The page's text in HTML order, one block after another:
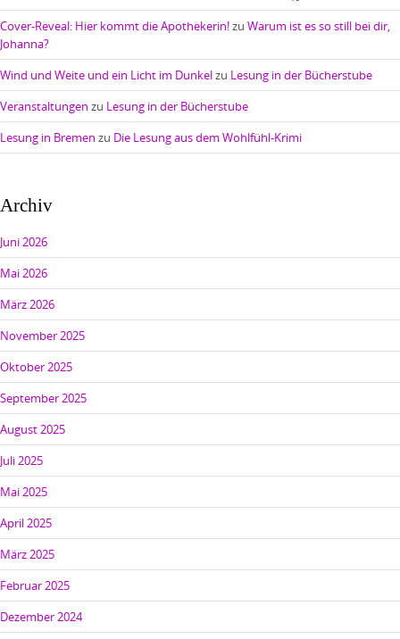
Cover-Reveal: Hier kommt die Apothekerin!zu Warum ist es so still bei dir,
Johanna?
Wind und Weite und ein Licht im Dunkelzu Lesung in der Bücherstube
Veranstaltungen zu Lesung in der Bücherstube
Lesung in Bremen zu Die Lesung aus dem Wohlfühl-Krimi
Archiv
Juni 2026
Mai 2026
März 2026
November 2025
Oktober 2025
September 2025
August 2025
Juli 2025
Mai 2025
April 2025
März 2025
Februar 2025
Dezember 2024